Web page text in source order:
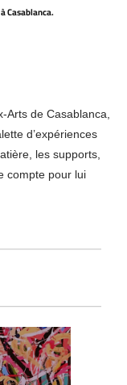
Casablanca.
Arts de Casablanca,
d’expériences
les supports,
compte pour lui